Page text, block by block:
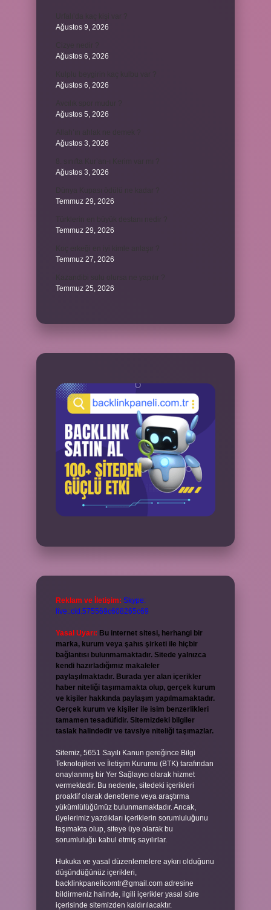
Ağustos 9, 2026
Ağustos 6, 2026
Ağustos 6, 2026
Ağustos 5, 2026
Ağustos 3, 2026
Ağustos 3, 2026
Temmuz 29, 2026
Temmuz 29, 2026
Temmuz 27, 2026
Temmuz 25, 2026
Reklam ve İletişim: Skype:
live:.cid.575569c608265c69
Yasal Uyarı: Bu internet sitesi, herhangi bir
marka, kurum veya şahıs şirketi ile hiçbir
bağlantısı bulunmamaktadır. Sitede yalnızca
kendi hazırladığımız makaleler
paylaşılmaktadır. Burada yer alan içerikler
haber niteliği taşımamakta olup, gerçek kurum
ve kişiler hakkında paylaşım yapılmamaktadır.
Gerçek kurum ve kişiler ile isim benzerlikleri
tamamen tesadüfidir. Sitemizdeki bilgiler
taslak halindedir ve tavsiye niteliği taşımazlar.
Sitemiz, 5651 Sayılı Kanun gereğince Bilgi
Teknolojileri ve İletişim Kurumu (BTK) tarafından
onaylanmış bir Yer Sağlayıcı olarak hizmet
vermektedir. Bu nedenle, sitedeki içerikleri
proaktif olarak denetleme veya araştırma
yükümlülüğümüz bulunmamaktadır. Ancak,
üyelerimiz yazdıkları içeriklerin sorumluluğunu
taşımakta olup, siteye üye olarak bu
sorumluluğu kabul etmiş sayılırlar.
Hukuka ve yasal düzenlemelere aykırı olduğunu
düşündüğünüz içerikleri,
backlinkpanelicomtr@gmail.com adresine
bildirmeniz halinde, ilgili içerikler yasal süre
içerisinde sitemizden kaldırılacaktır.